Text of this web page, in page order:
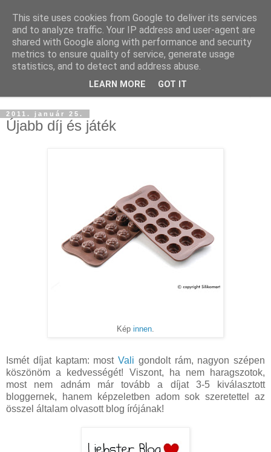
2011. január 25.
Újabb díj és játék
Kép innen.
Ismét díjat kaptam: most Vali gondolt rám, nagyon szépen
köszönöm a kedvességét! Viszont, ha nem haragszotok,
most nem adnám már tovább a díjat 3-5 kiválasztott
bloggernek, hanem képzeletben adom sok szeretettel az
összel általam olvasott blog írójának!
This site uses cookies from Google to deliver its services
and to analyze traffic. Your IP address and user-agent are
shared with Google along with performance and security
metrics to ensure quality of service, generate usage
statistics, and to detect and address abuse.
LEARN MORE GOT IT